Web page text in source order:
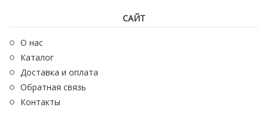
САЙТ
О нас
Каталог
Доставка и оплата
Обратная связь
Контакты